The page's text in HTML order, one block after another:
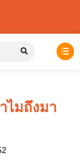
ไมถึงมา